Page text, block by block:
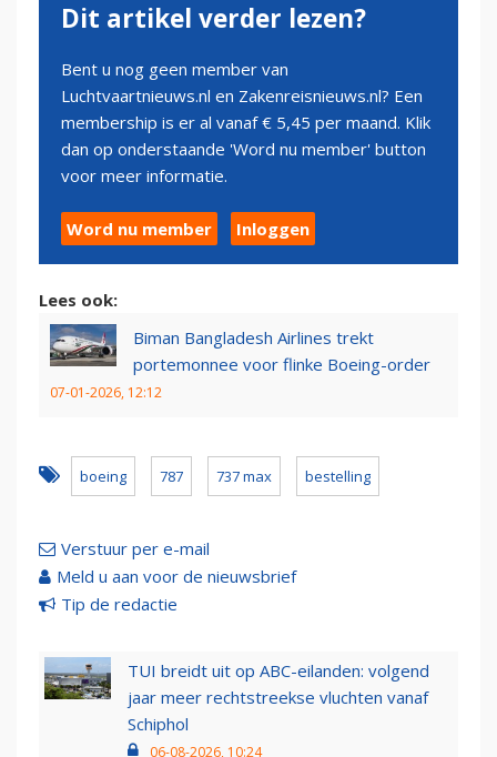
Dit artikel verder lezen?
Bent u nog geen member van
Luchtvaartnieuws.nl en Zakenreisnieuws.nl? Een
membership is er al vanaf € 5,45 per maand. Klik
dan op onderstaande 'Word nu member' button
voor meer informatie.
Word nu member Inloggen
Lees ook:
Biman Bangladesh Airlines trekt
portemonnee voor flinke Boeing-order
07-01-2026, 12:12
boeing 787 737 max bestelling
Verstuur per e-mail
Meld u aan voor de nieuwsbrief
Tip de redactie
TUI breidt uit op ABC-eilanden: volgend
jaar meer rechtstreekse vluchten vanaf
Schiphol
06-08-2026, 10:24